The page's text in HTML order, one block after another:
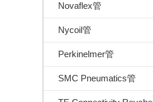
Novaflex管
Nycoil管
Perkinelmer管
SMC Pneumatics管